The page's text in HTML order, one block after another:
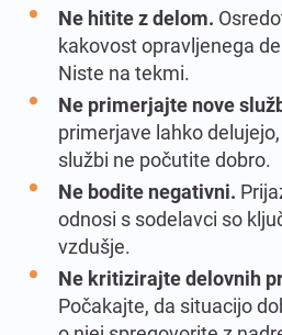
Ne hitite z delom.
kakovost opravljenega
Niste na tekmi.
Ne primerjajte nove
primerjave lahko
službi ne počutite dobro.
Ne bodite negativni.
odnosi s sodelavci so
vzdušje.
Ne kritizirajte delovnih
Počakajte, da situacijo